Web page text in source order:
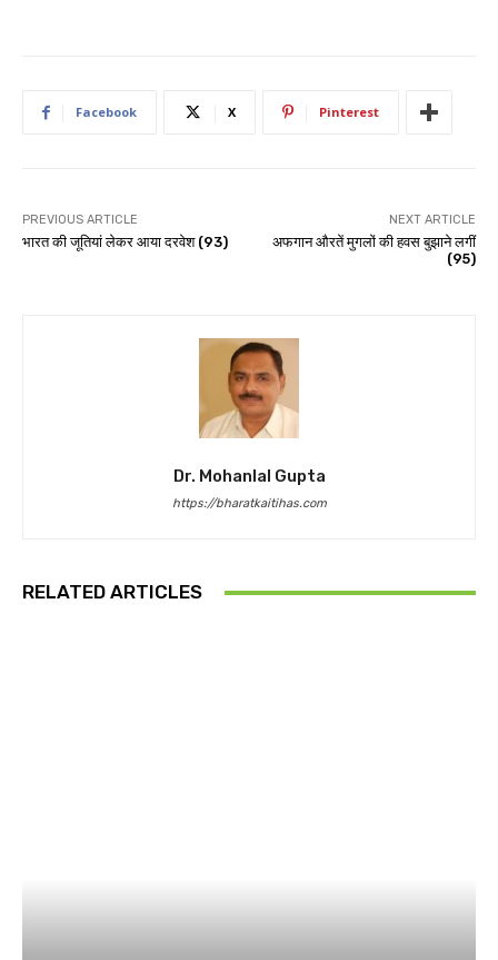
Facebook X Pinterest
PREVIOUS ARTICLE
भारत की जूतियां लेकर आया दरवेश (93)
NEXT ARTICLE
अफगान औरतें मुगलों की हवस बुझाने लगीं
(95)
Dr. Mohanlal Gupta
https://bharatkaitihas.com
RELATED ARTICLES